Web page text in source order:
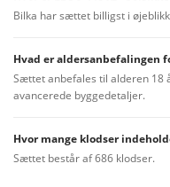
Bilka har sættet billigst i
Hvad er aldersanbefalingen
Sættet anbefales til alderen 18
avancerede byggedetaljer.
Hvor mange klodser
Sættet består af 686 klodser.